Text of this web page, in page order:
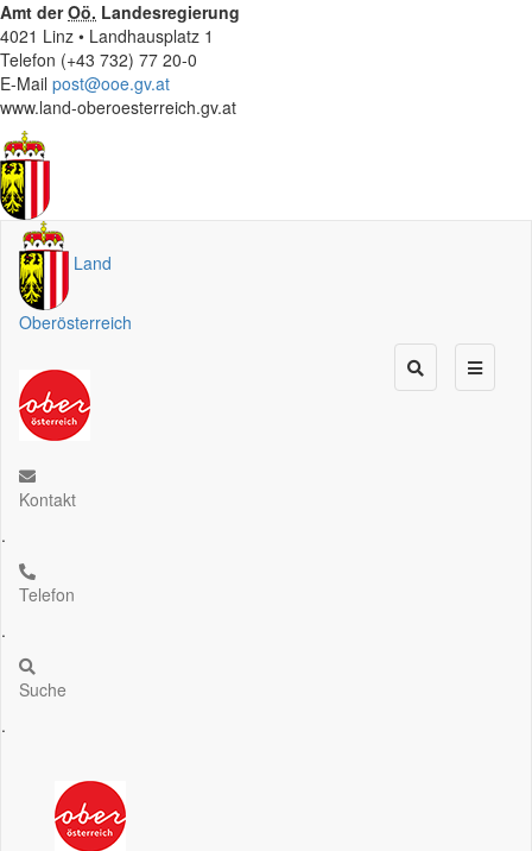
Amt derOö. Landesregierung
4021 Linz • Landhausplatz 1
Telefon (+43 732) 77 20-0
E-Mail post@ooe.gv.at
www.land-oberoesterreich.gv.at
Land
Oberösterreich
Kontakt
.
Telefon
.
Suche
.